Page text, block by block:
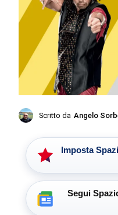
Scritto da Angelo
Imposta
Segui